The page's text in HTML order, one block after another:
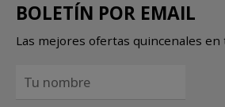
BOLETÍN POR EMAIL
Las mejores ofertas quincenales en